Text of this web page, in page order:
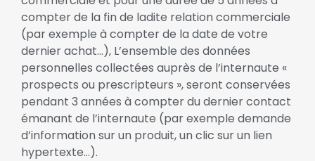
compter de la fin de ladite relation commerciale
(par exemple à compter de la date de votre
dernier achat…), L’ensemble des données
personnelles collectées auprès de l’internaute «
prospects ou prescripteurs », seront conservées
pendant 3 années à compter du dernier contact
émanant de l’internaute (par exemple demande
d’information sur un produit, un clic sur un lien
hypertexte…).